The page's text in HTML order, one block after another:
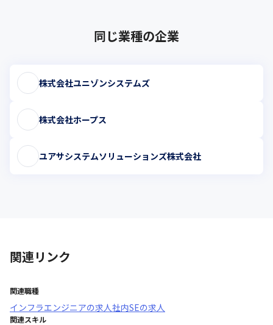
同じ業種の企業
株式会社ユニゾンシステムズ
株式会社ホープス
ユアサシステムソリューションズ株式会社
関連リンク
関連職種
インフラエンジニアの求人社内SEの求人
関連スキル